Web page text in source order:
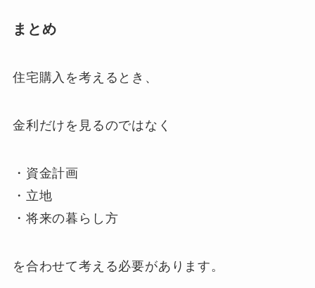
まとめ
住宅購入を考えるとき、
金利だけを見るのではなく
・資金計画
・立地
・将来の暮らし方
を合わせて考える必要があります。